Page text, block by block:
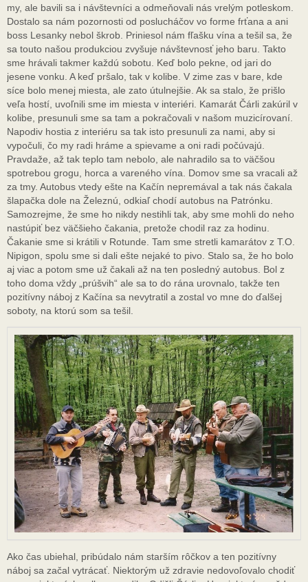
my, ale bavili sa i návštevníci a odmeňovali nás vrelým potleskom.
Dostalo sa nám pozornosti od poslucháčov vo forme frťana a ani
boss Lesanky nebol škrob. Priniesol nám fľašku vína a tešil sa, že
sa touto našou produkciou zvyšuje návštevnosť jeho baru. Takto
sme hrávali takmer každú sobotu. Keď bolo pekne, od jari do
jesene vonku. A keď pršalo, tak v kolibe. V zime zas v bare, kde
síce bolo menej miesta, ale zato útulnejšie. Ak sa stalo, že prišlo
veľa hostí, uvoľnili sme im miesta v interiéri. Kamarát Čárli zakúril v
kolibe, presunuli sme sa tam a pokračovali v našom muzicírovaní.
Napodiv hostia z interiéru sa tak isto presunuli za nami, aby si
vypočuli, čo my radi hráme a spievame a oni radi počúvajú.
Pravdaže, až tak teplo tam nebolo, ale nahradilo sa to väčšou
spotrebou grogu, horca a vareného vína. Domov sme sa vracali až
za tmy. Autobus vtedy ešte na Kačín nepremával a tak nás čakala
šlapačka dole na Železnú, odkiaľ chodí autobus na Patrónku.
Samozrejme, že sme ho nikdy nestihli tak, aby sme mohli do neho
nastúpiť bez väčšieho čakania, pretože chodil raz za hodinu.
Čakanie sme si krátili v Rotunde. Tam sme stretli kamarátov z T.O.
Nipigon, spolu sme si dali ešte nejaké to pivo. Stalo sa, že ho bolo
aj viac a potom sme už čakali až na ten posledný autobus. Bol z
toho doma vždy „prúšvih“ ale sa to do rána urovnalo, takže ten
pozitívny náboj z Kačína sa nevytratil a zostal vo mne do ďalšej
soboty, na ktorú som sa tešil.
Ako čas ubiehal, pribúdalo nám starším rôčkov a ten pozitívny
náboj sa začal vytrácať. Niektorým už zdravie nedovoľovalo chodiť